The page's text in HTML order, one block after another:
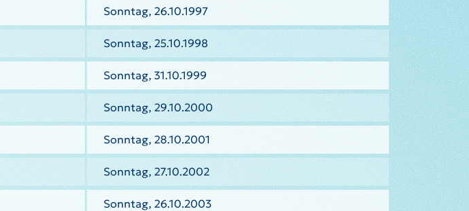
Sonntag, 26.10.1997
Sonntag, 25.10.1998
Sonntag, 31.10.1999
Sonntag, 29.10.2000
Sonntag, 28.10.2001
Sonntag, 27.10.2002
Sonntag, 26.10.2003